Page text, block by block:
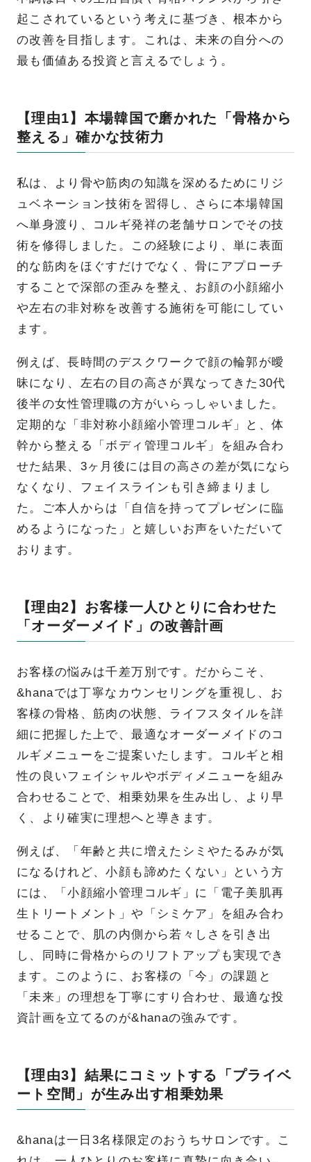
起こされているという考えに基づき、根本から
の改善を目指します。これは、未来の自分への
最も価値ある投資と言えるでしょう。
【理由1】本場韓国で磨かれた「骨格から
整える」確かな技術力
私は、より骨や筋肉の知識を深めるためにリジ
ュベネーション技術を習得し、さらに本場韓国
へ単身渡り、コルギ発祥の老舗サロンでその技
術を修得しました。この経験により、単に表面
的な筋肉をほぐすだけでなく、骨にアプローチ
することで深部の歪みを整え、お顔の小顔縮小
や左右の非対称を改善する施術を可能にしてい
ます。
例えば、長時間のデスクワークで顔の輪郭が曖
昧になり、左右の目の高さが異なってきた30代
後半の女性管理職の方がいらっしゃいました。
定期的な「非対称小顔縮小管理コルギ」と、体
幹から整える「ボディ管理コルギ」を組み合わ
せた結果、3ヶ月後には目の高さの差が気になら
なくなり、フェイスラインも引き締まりまし
た。ご本人からは「自信を持ってプレゼンに臨
めるようになった」と嬉しいお声をいただいて
おります。
【理由2】お客様一人ひとりに合わせた
「オーダーメイド」の改善計画
お客様の悩みは千差万別です。だからこそ、
&hanaでは丁寧なカウンセリングを重視し、お
客様の骨格、筋肉の状態、ライフスタイルを詳
細に把握した上で、最適なオーダーメイドのコ
ルギメニューをご提案いたします。コルギと相
性の良いフェイシャルやボディメニューを組み
合わせることで、相乗効果を生み出し、より早
く、より確実に理想へと導きます。
例えば、「年齢と共に増えたシミやたるみが気
になるけれど、小顔も諦めたくない」という方
には、「小顔縮小管理コルギ」に「電子美肌再
生トリートメント」や「シミケア」を組み合わ
せることで、肌の内側から若々しさを引き出
し、同時に骨格からのリフトアップも実現でき
ます。このように、お客様の「今」の課題と
「未来」の理想を丁寧にすり合わせ、最適な投
資計画を立てるのが&hanaの強みです。
【理由3】結果にコミットする「プライベ
ート空間」が生み出す相乗効果
&hanaは一日3名様限定のおうちサロンです。こ